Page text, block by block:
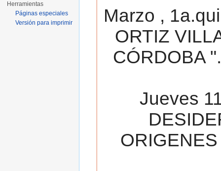
Marzo ,
ORTIZ
CÓRDOBA
Jueves
Herramientas
Páginas especiales
Versión para imprimir